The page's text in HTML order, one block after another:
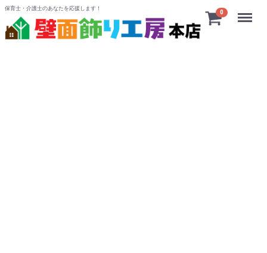
保育士・介護士のあなたを応援します！
0 Menu